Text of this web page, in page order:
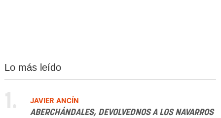
Lo más leído
1.
JAVIER ANCÍN
ABERCHÁNDALES, DEVOLVEDNOS A LOS NAVARROS